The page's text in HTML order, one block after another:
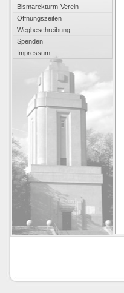
Bismarckturm-Verein
Öffnungszeiten
Wegbeschreibung
Spenden
Impressum